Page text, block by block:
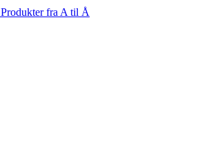
Produkter fra A til Å